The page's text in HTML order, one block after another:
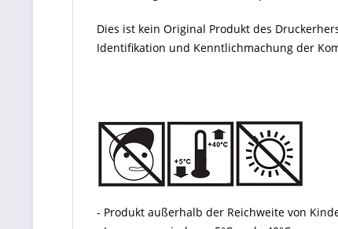
Dies ist kein Original Produkt des
Identifikation und Kenntlichmachung der
- Produkt außerhalb der Reichweite von